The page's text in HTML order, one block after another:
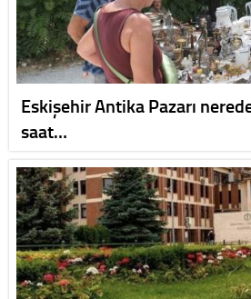
Eskişehir Antika Pazarı
saat…